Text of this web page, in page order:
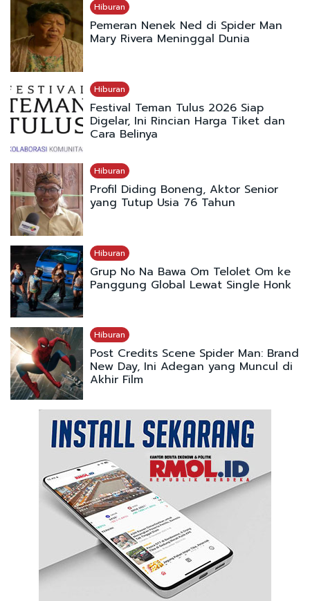
Hiburan
Pemeran Nenek Ned di Spider Man
Mary Rivera Meninggal Dunia
Hiburan
Festival Teman Tulus 2026 Siap
Digelar, Ini Rincian Harga Tiket dan
Cara Belinya
Hiburan
Profil Diding Boneng, Aktor Senior
yang Tutup Usia 76 Tahun
Hiburan
Grup No Na Bawa Om Telolet Om ke
Panggung Global Lewat Single Honk
Hiburan
Post Credits Scene Spider Man: Brand
New Day, Ini Adegan yang Muncul di
Akhir Film